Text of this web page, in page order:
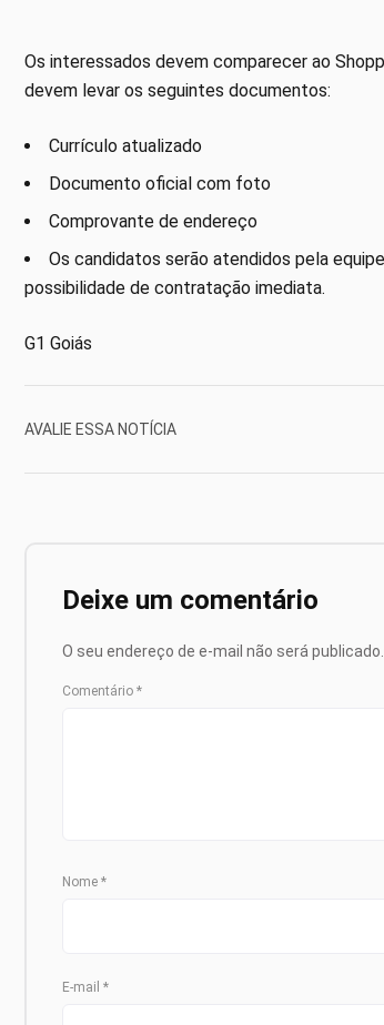
Os interessados devem comparecer ao
devem levar os seguintes documentos:
Currículo atualizado
Documento oficial com foto
Comprovante de endereço
Os candidatos serão atendidos pela
possibilidade de contratação imediata.
G1 Goiás
AVALIE ESSA NOTÍCIA
Deixe um comentário
O seu endereço de e-mail não será publicado.
Comentário *
Nome *
E-mail *